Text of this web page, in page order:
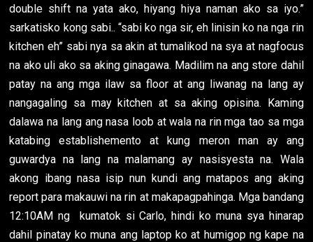
double shift na yata ako, hiyang hiya naman ako sa iyo.”
sarkatisko kong sabi.. “sabi ko nga sir, eh linisin ko na nga rin
kitchen eh” sabi nya sa akin at tumalikod na sya at nagfocus
na ako uli ako sa aking ginagawa. Madilim na ang store dahil
patay na ang mga ilaw sa floor at ang liwanag na lang ay
nangagaling sa may kitchen at sa aking opisina. Kaming
dalawa na lang ang nasa loob at wala na rin mga tao sa mga
katabing establishemento at kung meron man ay ang
guwardya na lang na malamang ay nasisyesta na. Wala
akong ibang nasa isip nun kundi ang matapos ang aking
report para makauwi na rin at makapagpahinga. Mga bandang
12:10AM ng kumatok si Carlo, hindi ko muna sya hinarap
dahil pinatay ko muna ang laptop ko at humigop ng kape na